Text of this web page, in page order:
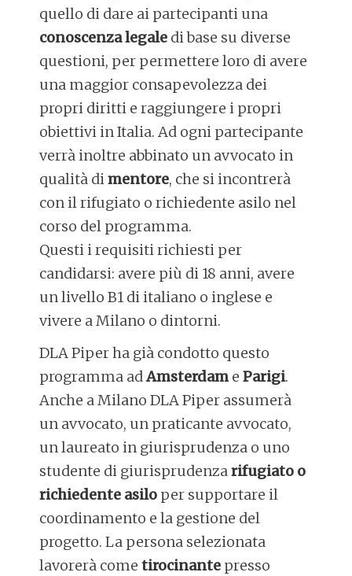
quello di dare ai partecipanti una
conoscenza legale di base su diverse
questioni, per permettere loro di avere
una maggior consapevolezza dei
propri diritti e raggiungere i propri
obiettivi in Italia. Ad ogni partecipante
verrà inoltre abbinato un avvocato in
qualità dimentore, che si incontrerà
con il rifugiato o richiedente asilo nel
corso del programma.
Questi i requisiti richiesti per
candidarsi: avere più di 18 anni, avere
un livello B1 di italiano o inglese e
vivere a Milano o dintorni.
DLA Piper ha già condotto questo
programma adAmsterdameParigi.
Anche a Milano DLA Piper assumerà
un avvocato, un praticante avvocato,
un laureato in giurisprudenza o uno
studente di giurisprudenzarifugiato o
richiedente asilo per supportare il
coordinamento e la gestione del
progetto. La persona selezionata
lavorerà cometirocinante presso